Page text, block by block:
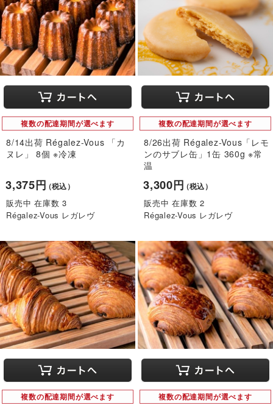
複数の配達期間が選べます
8/14出荷 Régalez-Vous 「カ
ヌレ」 8個 ※冷凍
3,375円（税込）
販売中 在庫数 3
Régalez-Vous レガレヴ
複数の配達期間が選べます
8/26出荷 Régalez-Vous「レモ
ンのサブレ缶」1缶 360g ※常
温
3,300円（税込）
販売中 在庫数 2
Régalez-Vous レガレヴ
複数の配達期間が選べます 複数の配達期間が選べます